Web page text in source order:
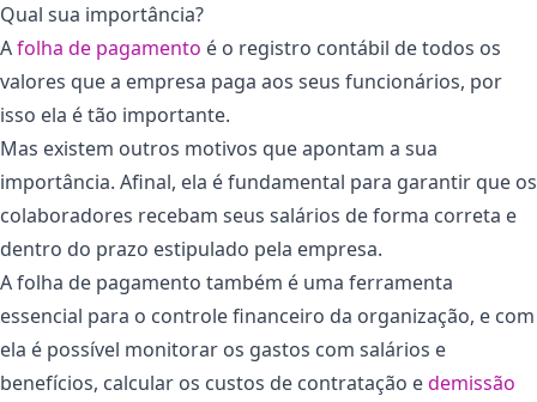
Qual sua importância?
Afolha de pagamento é o registro contábil de todos os
valores que a empresa paga aos seus funcionários, por
isso ela é tão importante.
Mas existem outros motivos que apontam a sua
importância. Afinal, ela é fundamental para garantir que os
colaboradores recebam seus salários de forma correta e
dentro do prazo estipulado pela empresa.
A folha de pagamento também é uma ferramenta
essencial para o controle financeiro da organização, e com
ela é possível monitorar os gastos com salários e
benefícios, calcular os custos de contratação edemissão